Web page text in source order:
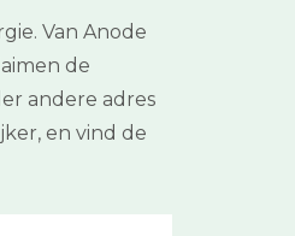
Van Anode
de
andere adres
en vind de